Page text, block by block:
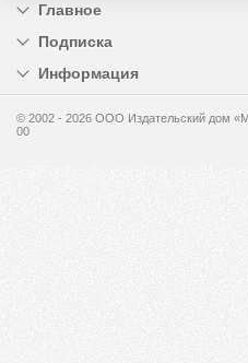
Главное
Подписка
Информация
© 2002 - 2026 OOO Издательский
00